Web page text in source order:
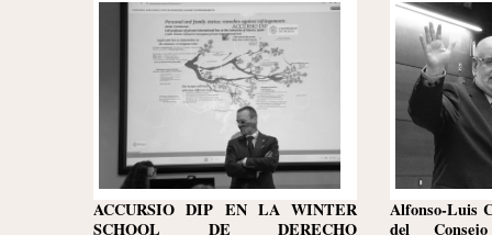
ACCURSIO DIP EN LA WINTER
SCHOOL DE DERECHO
Alfonso-Luis
del